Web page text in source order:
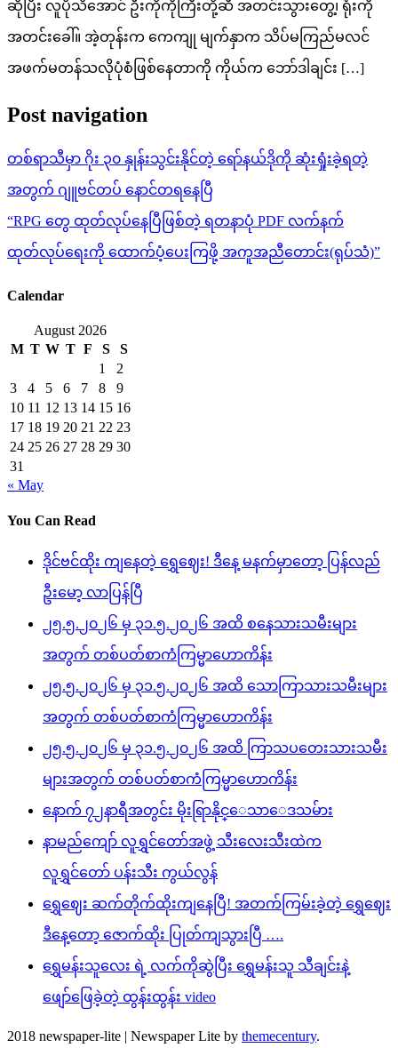
ဆိုပြီး လူပိုသိအောင် ဦးကိုကိုကြီးတို့ဆီ အတင်းသွားတွေ့၊ ရုံးကို
အတင်းခေါ်။ အဲ့တုန်းက ကေကျု မျက်နှာက သိပ်မကြည်မလင်
အဖက်မတန်သလိုပုံစံဖြစ်နေတာကို ကိုယ်က ဘော်ဒါချင်း […]
Post navigation
တစ်ရာသီမှာ ဂိုး ၃၀ နှုန်းသွင်းနိုင်တဲ့ ရော်နယ်ဒိုကို ဆုံးရှုံးခဲ့ရတဲ့
အတွက် ဂျူဗင်တပ် နောင်တရနေပြီ
“RPG တွေ ထုတ်လုပ်နေပြီဖြစ်တဲ့ ရတနာပုံ PDF လက်နက်
ထုတ်လုပ်ရေးကို ထောက်ပံ့ပေးကြဖို့ အကူအညီတောင်း(ရုပ်သံ)”
Calendar
August 2026
M T W T F S
S
1
2
3
4 5 6 7 8
9
10 11 12 13 14 15 16
17 18 19 20 21 22 23
24 25 26 27 28 29 30
31
« May
You Can Read
ဒိုင်ဗင်ထိုး ကျနေတဲ့ ရွှေဈေး! ဒီနေ့ မနက်မှာတော့ ပြန်လည်
ဦးမော့ လာပြန်ပြီ
၂၅.၅.၂၀၂၆ မှ ၃၁.၅.၂၀၂၆ အထိ စနေသားသမီးများ
အတွက် တစ်ပတ်စာကံကြမ္မာဟောကိန်း
၂၅.၅.၂၀၂၆ မှ ၃၁.၅.၂၀၂၆ အထိ သောကြာသားသမီးများ
အတွက် တစ်ပတ်စာကံကြမ္မာဟောကိန်း
၂၅.၅.၂၀၂၆ မှ ၃၁.၅.၂၀၂၆ အထိ ကြာသပတေးသားသမီး
များအတွက် တစ်ပတ်စာကံကြမ္မာဟောကိန်း
နောက် ၇၂နာရီအတွင်း မိုးရြာနိုင္ေသာေဒသမ်ား
နာမည်ကျော် လူရွှင်တော်အဖွဲ့ သီးလေးသီးထဲက
လူရွှင်တော် ပန်းသီး ကွယ်လွန်
ရွှေဈေး ဆက်တိုက်ထိုးကျနေပြီ! အတက်ကြမ်းခဲ့တဲ့ ရွှေဈေး
ဒီနေ့တော့ ဇောက်ထိုး ပြုတ်ကျသွားပြီ ….
ရွှေမန်းသူလေး ရဲ့ လက်ကိုဆွဲပြီး ရွှေမန်းသူ သီချင်းနဲ့
ဖျော်ဖြေခဲ့တဲ့ ထွန်းထွန်း video
2018 newspaper-lite | Newspaper Lite by themecentury.